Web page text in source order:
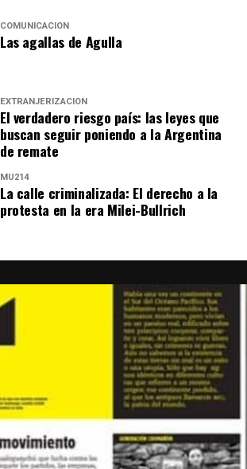
COMUNICACIÓN
Las agallas de Agulla
EXTRANJERIZACIÓN
El verdadero riesgo país: las leyes que
buscan seguir poniendo a la Argentina
de remate
MU214
La calle criminalizada: El derecho a la
protesta en la era Milei-Bullrich